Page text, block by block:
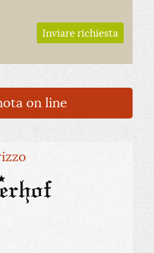
Inviare richiesta
on line